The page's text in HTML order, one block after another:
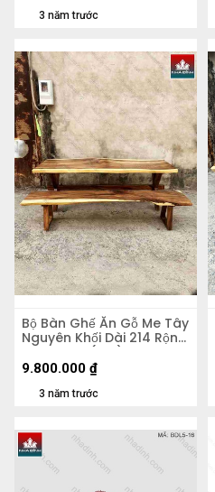
3 năm trước
Bộ Bàn Ghế Ăn Gỗ Me Tây
Nguyên Khối Dài 214 Rộng
73-84-72 (cm)
3 năm trước
9.800.000 ₫